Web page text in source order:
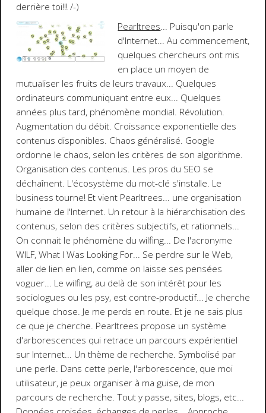
derrière toi!!!/-)
Pearltrees... Puisqu'on parle
d'Internet... Au commencement,
quelques chercheurs ont mis
en place un moyen de
mutualiser les fruits de leurs travaux... Quelques
ordinateurs communiquant entre eux... Quelques
années plus tard, phénomène mondial. Révolution.
Augmentation du débit. Croissance exponentielle des
contenus disponibles. Chaos généralisé. Google
ordonne le chaos, selon les critères de son algorithme.
Organisation des contenus. Les pros du SEO se
déchaînent. L'écosystème du mot-clé s'installe. Le
business tourne! Et vient Pearltrees... une organisation
humaine de l'Internet. Un retour à la hiérarchisation des
contenus, selon des critères subjectifs, et rationnels...
On connait le phénomène du wilfing... De l'acronyme
WILF,What I Was Looking For... Se perdre sur le Web,
aller de lien en lien, comme on laisse ses pensées
voguer... Le wilfing, au delà de son intérêt pour les
sociologues ou les psy, est contre-productif... Je cherche
quelque chose. Je me perds en route. Et je ne sais plus
ce que je cherche. Pearltrees propose un système
d'arborescences qui retrace un parcours expérientiel
sur Internet... Un thème de recherche. Symbolisé par
une perle. Dans cette perle, l'arborescence, que moi
utilisateur, je peux organiser à ma guise, de mon
parcours de recherche. Tout y passe, sites, blogs, etc...